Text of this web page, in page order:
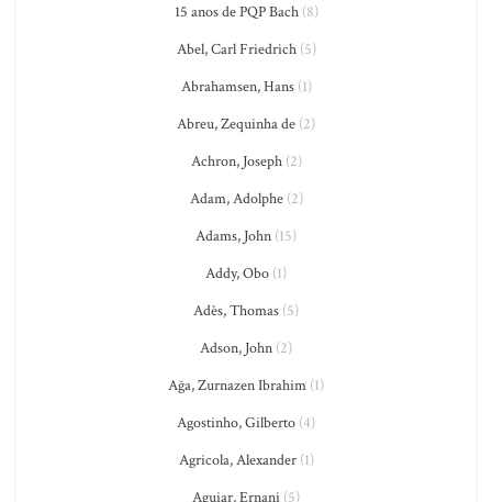
15 anos de PQP Bach(8)
Abel, Carl Friedrich(5)
Abrahamsen, Hans(1)
Abreu, Zequinha de (2)
Achron, Joseph(2)
Adam, Adolphe(2)
Adams, John (15)
Addy, Obo (1)
Adès, Thomas (5)
Adson, John (2)
Ağa, Zurnazen Ibrahim (1)
Agostinho, Gilberto (4)
Agricola, Alexander(1)
Aguiar, Ernani (5)